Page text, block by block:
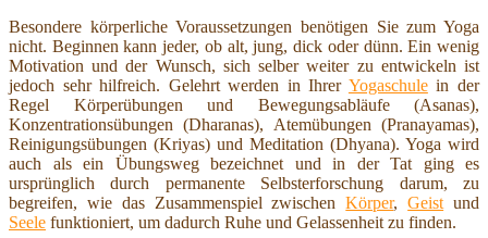
Besondere körperliche Voraussetzungen benötigen Sie zum Yoga
nicht. Beginnen kann jeder, ob alt, jung, dick oder dünn. Ein wenig
Motivation und der Wunsch, sich selber weiter zu entwickeln ist
jedoch sehr hilfreich. Gelehrt werden in Ihrer Yogaschulein der
Regel Körperübungen und Bewegungsabläufe (Asanas),
Konzentrationsübungen (Dharanas), Atemübungen (Pranayamas),
Reinigungsübungen (Kriyas) und Meditation (Dhyana). Yoga wird
auch als ein Übungsweg bezeichnet und in der Tat ging es
ursprünglich durch permanente Selbsterforschung darum, zu
begreifen, wie das Zusammenspiel zwischenKörper,Geist und
Seele funktioniert, um dadurch Ruhe und Gelassenheit zu finden.